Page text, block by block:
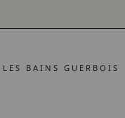
LES BAINS GUERBOIS